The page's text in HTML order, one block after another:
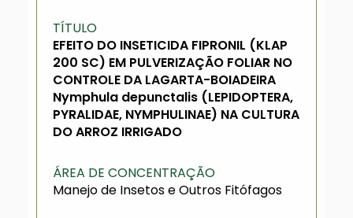
TÍTULO
EFEITO DO INSETICIDA FIPRONIL (KLAP
200 SC) EM PULVERIZAÇÃO FOLIAR NO
CONTROLE DA LAGARTA-BOIADEIRA
Nymphula depunctalis (LEPIDOPTERA,
PYRALIDAE, NYMPHULINAE) NA CULTURA
DO ARROZ IRRIGADO
ÁREA DE CONCENTRAÇÃO
Manejo de Insetos e Outros Fitófagos